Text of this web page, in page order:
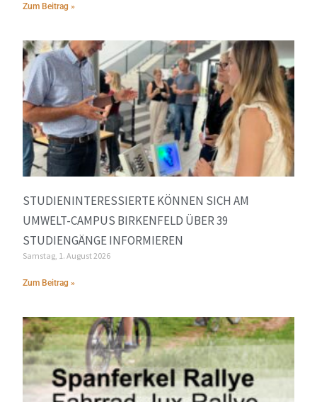
Zum Beitrag »
STUDIENINTERESSIERTE KÖNNEN SICH AM
UMWELT-CAMPUS BIRKENFELD ÜBER 39
STUDIENGÄNGE INFORMIEREN
Samstag, 1. August 2026
Zum Beitrag »